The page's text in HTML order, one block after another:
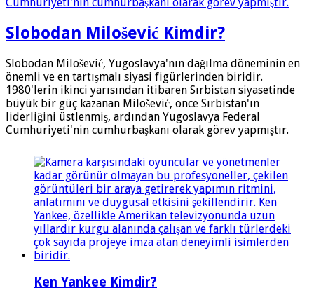
Slobodan Milošević Kimdir?
Slobodan Milošević, Yugoslavya'nın dağılma döneminin en
önemli ve en tartışmalı siyasi figürlerinden biridir.
1980'lerin ikinci yarısından itibaren Sırbistan siyasetinde
büyük bir güç kazanan Milošević, önce Sırbistan'ın
liderliğini üstlenmiş, ardından Yugoslavya Federal
Cumhuriyeti'nin cumhurbaşkanı olarak görev yapmıştır.
Ken Yankee Kimdir?